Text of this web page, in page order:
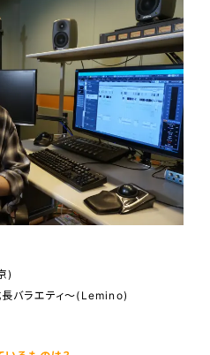
)
バラエティ〜(Lemino)